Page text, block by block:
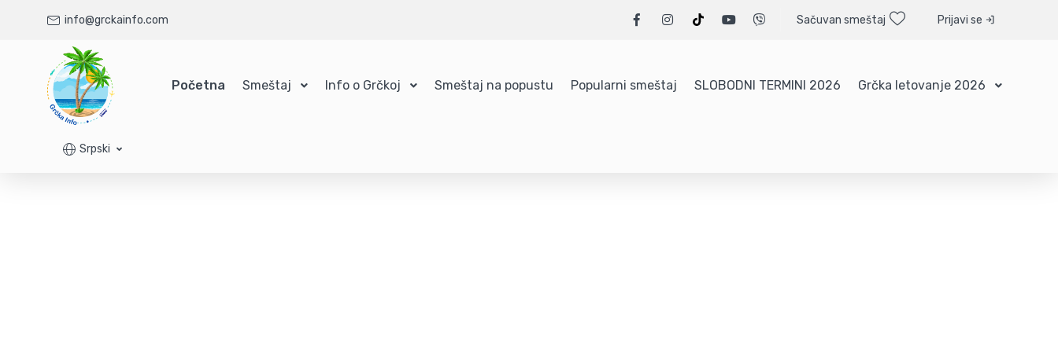
info@grckainfo.com Sačuvan smeštaj Prijavi se
Početna Smeštaj Info o Grčkoj Smeštaj na popustu Popularni smeštaj SLOBODNI TERMINI 2026 Grčka letovanje 2026
Srpski